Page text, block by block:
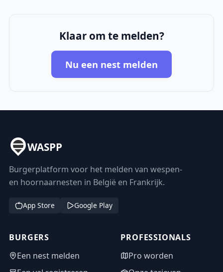
Klaar om te melden?
Nu een nest melden
WASPP
Burgerplatform voor het melden van wespen-
en hoornaarnesten in België en Frankrijk.
App Store Google Play
BURGERS
Een nest melden
PROFESSIONALS
Pro worden